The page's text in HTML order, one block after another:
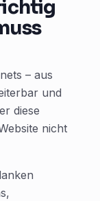
– aus
und
diese
nicht